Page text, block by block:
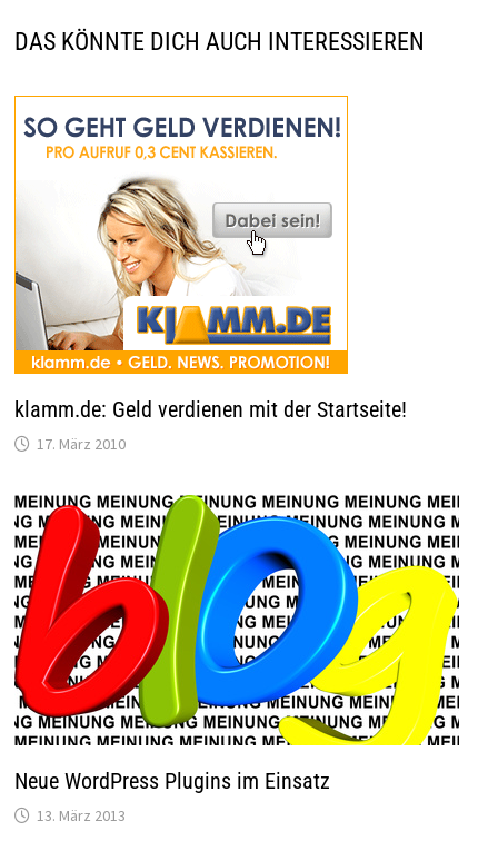
DAS KÖNNTE DICH AUCH INTERESSIEREN
klamm.de: Geld verdienen mit der Startseite!
17. März 2010
Neue WordPress Plugins im Einsatz
13. März 2013